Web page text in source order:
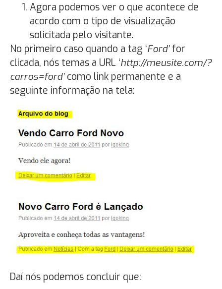
Agora podemos ver o que acontece de
acordo com o tipo de visualização
solicitada pelo visitante.
No primeiro caso quando a tag ‘Ford’for
clicada, nós temas a URL ‘http://meusite.com/?
carros=ford’como link permanente e a
seguinte informação na tela:
Daí nós podemos concluir que: